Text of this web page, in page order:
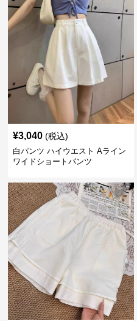
¥3,040 (税込)
白パンツ ハイウエスト Aライン
ワイドショートパンツ